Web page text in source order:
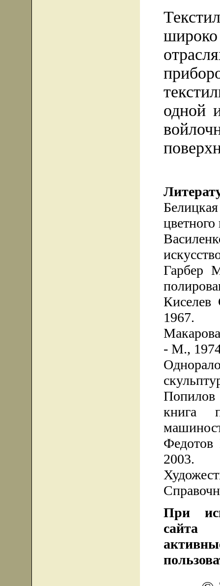
одной
Гарбер
1967.
- М.,
книга
2003.
При
сайта